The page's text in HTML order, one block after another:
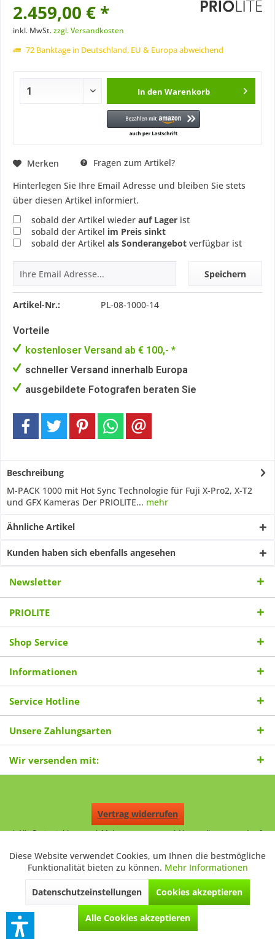
2.459,00 € *
inkl. MwSt.zzgl. Versandkosten
72 Banktage in Deutschland, EU & Europa abweichend
In den Warenkorb
Merken
Fragen zum Artikel?
Hinterlegen Sie Ihre Email Adresse und bleiben Sie stets
über diesen Artikel informiert.
sobald der Artikel wieder auf Lager ist
sobald der Artikel im Preis sinkt
sobald der Artikel als Sonderangebot verfügbar ist
Speichern
Artikel-Nr.: PL-08-1000-14
Vorteile
kostenloser Versand ab € 100,- *
schneller Versand innerhalb Europa
ausgebildete Fotografen beraten Sie
Beschreibung
M-PACK 1000 mit Hot Sync Technologie für Fuji X-Pro2, X-T2
und GFX Kameras Der PRIOLITE... mehr
Ähnliche Artikel
Kunden haben sich ebenfalls angesehen
Newsletter
PRIOLITE
Shop Service
Informationen
Service Hotline
Unsere Zahlungsarten
Wir versenden mit:
Vertrag widerrufen
* Alle Preise inkl. gesetzl. Mehrwertsteuer zzgl.Versandkostenund ggf.
Durchgestrichene Preise entsprechen dem niedrigsten Verkaufspreis
der letzten 30 Tage. ** Preise beziehen sich auf einen einmal
geforderten Verkaufspreis. UVP: Unverbindliche Preisempfehlung des
Herstellers.
© 2026 © 2020 Digitale Fotografien - All Rights Reserved. Theme by
ThemeWare®
Funktionale Aktiv
Marketing Inaktiv
Tracking Inaktiv
Diese Website verwendet Cookies, um Ihnen die bestmögliche
Funktionalität bieten zu können. Mehr Informationen
Datenschutzeinstellungen Cookies akzeptieren
Alle Cookies akzeptieren